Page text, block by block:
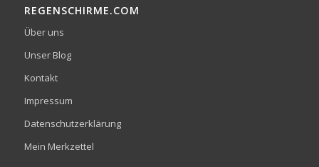
REGENSCHIRME.COM
Über uns
Unser Blog
Kontakt
Impressum
Datenschutzerklärung
Mein Merkzettel